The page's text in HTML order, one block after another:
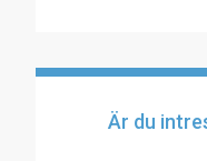
Är du